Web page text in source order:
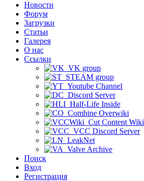
Новости
Форум
Загрузки
Статьи
Галерея
О нас
Ссылки
VK group
STEAM group
Youtube Channel
Discord Server
Half-Life Inside
Combine Overwiki
Cut Content Wiki
VCC Discord Server
LeakNet
Valve Archive
Поиск
Вход
Регистрация